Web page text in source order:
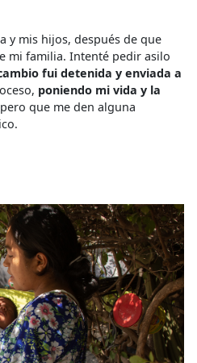
y mis hijos, después de que
mi familia. Intenté pedir asilo
fui detenida y enviada a
poniendo mi vida y la
que me den alguna